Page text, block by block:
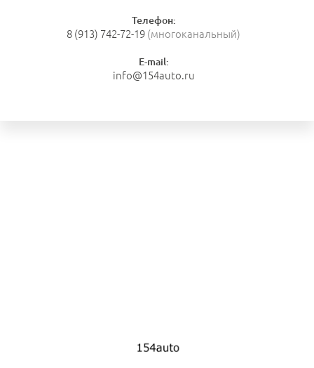
Телефон:
8 (913) 742-72-19(многоканальный)
E-mail:
info@154auto.ru